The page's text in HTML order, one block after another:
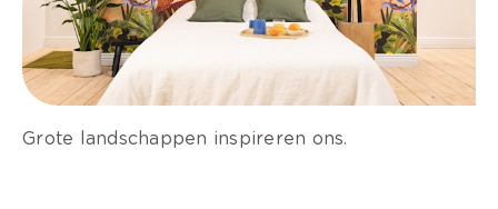
Grote landschappen inspireren ons.